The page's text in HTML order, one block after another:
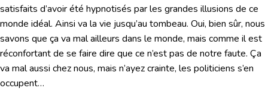
satisfaits d’avoir été hypnotisés par les grandes illusions de ce
monde idéal. Ainsi va la vie jusqu’au tombeau. Oui, bien sûr, nous
savons que ça va mal ailleurs dans le monde, mais comme il est
réconfortant de se faire dire que ce n’est pas de notre faute. Ça
va mal aussi chez nous, mais n’ayez crainte, les politiciens s’en
occupent…